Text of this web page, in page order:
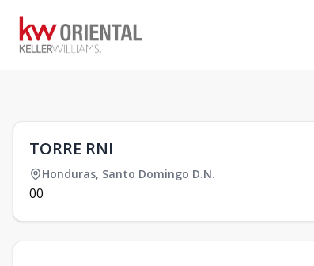
TORRE RNI
Honduras, Santo Domingo D.N.
00